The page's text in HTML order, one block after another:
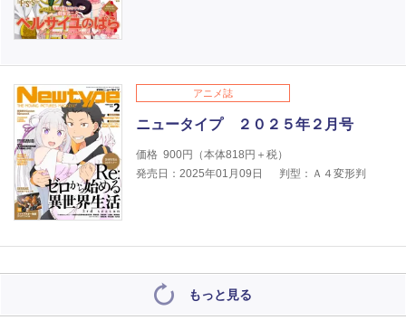
アニメ誌
ニュータイプ ２０２５年２月号
価格 900円（本体818円＋税）
発売日：2025年01月09日
判型：Ａ４変形判
もっと見る